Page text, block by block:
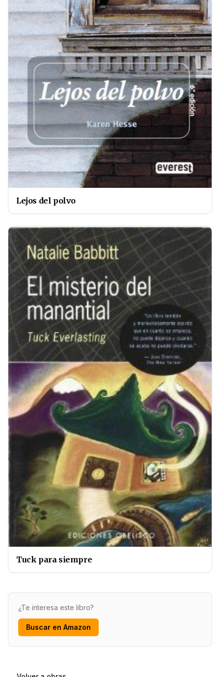
Lejos del polvo
Tuck para siempre
¿Te interesa este libro?
Buscar en Amazon